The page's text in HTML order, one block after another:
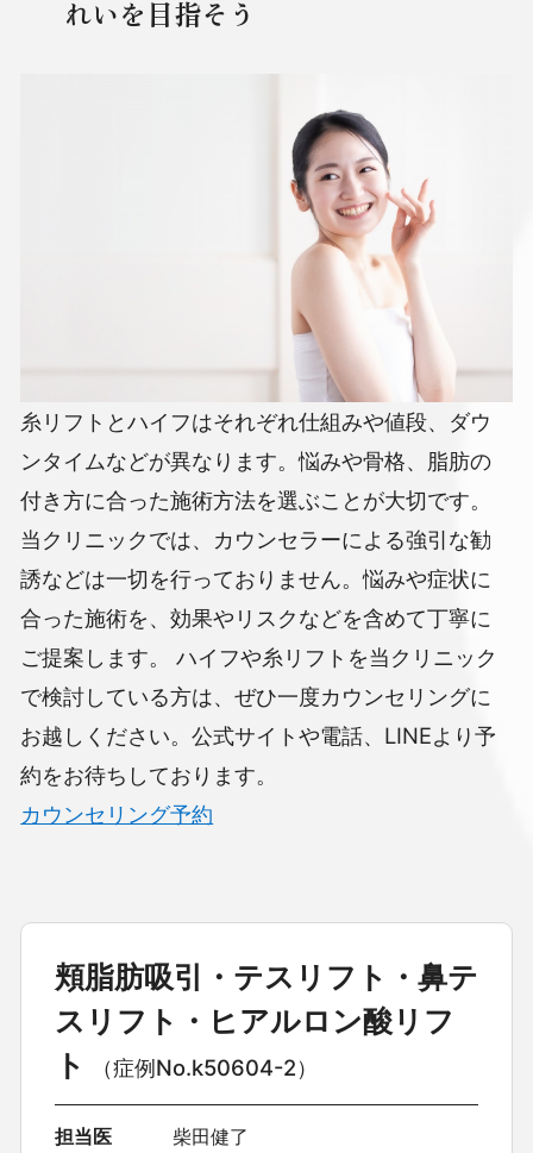
れいを目指そう
糸リフトとハイフはそれぞれ仕組みや値段、ダウ
ンタイムなどが異なります。悩みや骨格、脂肪の
付き方に合った施術方法を選ぶことが大切です。
当クリニックでは、カウンセラーによる強引な勧
誘などは一切を行っておりません。悩みや症状に
合った施術を、効果やリスクなどを含めて丁寧に
ご提案します。
ハイフや糸リフトを当クリニック
で検討している方は、ぜひ一度カウンセリングに
お越しください。公式サイトや電話、LINEより予
約をお待ちしております。
カウンセリング予約
頬脂肪吸引・テスリフト・鼻テ
スリフト・ヒアルロン酸リフ
ト
（症例No.k50604-2）
担当医 柴田健了